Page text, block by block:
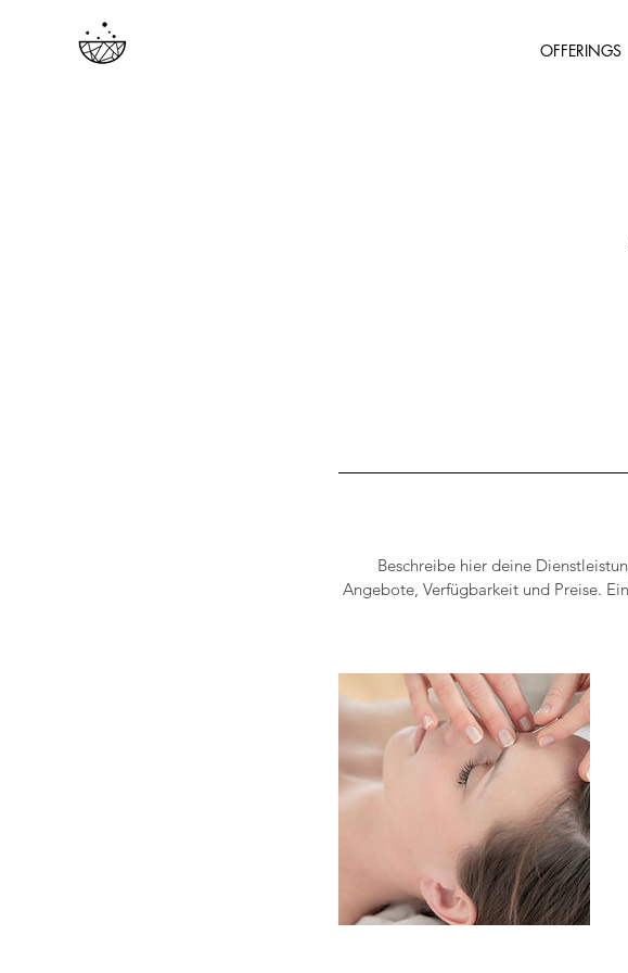
OFFERINGS
Beschreibe hier deine
Angebote, Verfügbarkeit und Preise.